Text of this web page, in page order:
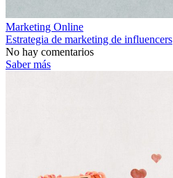
Marketing Online
Estrategia de marketing de influencers
No hay comentarios
Saber más